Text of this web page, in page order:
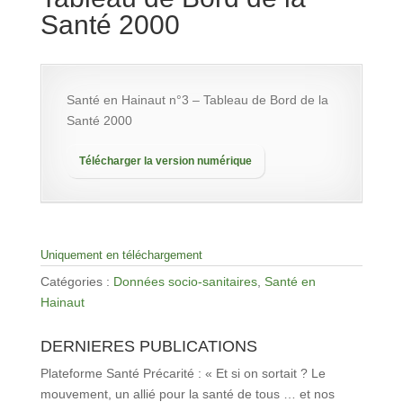
Santé 2000
Santé en Hainaut n°3 – Tableau de Bord de la
Santé 2000
Télécharger la version numérique
Uniquement en téléchargement
Catégories : Données socio-sanitaires, Santé en
Hainaut
DERNIERES PUBLICATIONS
Plateforme Santé Précarité : « Et si on sortait ? Le
mouvement, un allié pour la santé de tous … et nos